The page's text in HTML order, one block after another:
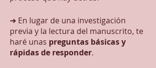
➜ En lugar de una investigación
previa y la lectura del manuscrito, te
haré unas preguntas básicas y
rápidas de responder.